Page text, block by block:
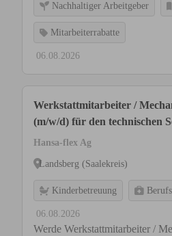
Nachhaltiger Arbeitgeber
Mitarbeiterrabatte
06.08.2026
Werkstattmitarbeiter /
(m/w/d) für den technischen
im Innendienst
Hansa-flex Ag
Landsberg (Saalekreis)
Kinderbetreuung
06.08.2026
Werde Werkstattmitarbeiter /